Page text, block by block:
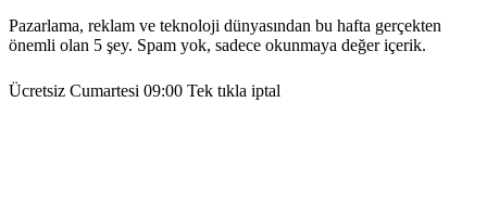
Pazarlama, reklam ve teknoloji dünyasından bu hafta gerçekten
önemli olan 5 şey. Spam yok, sadece okunmaya değer içerik.
Ücretsiz Cumartesi 09:00 Tek tıkla iptal